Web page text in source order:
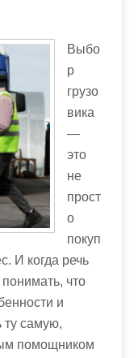
Выбо
р
грузо
вика
—
это
не
прост
о
покуп
И когда речь
что
и
ту самую,
помощником